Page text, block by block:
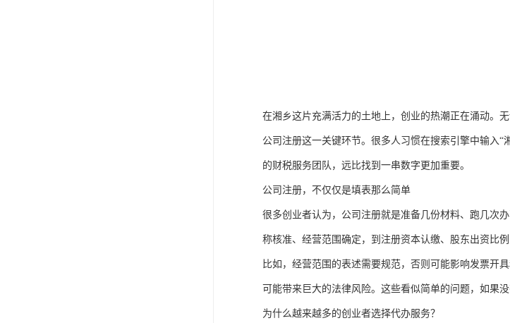
在湘乡这片充满活力的土地上，创业的热潮正在涌动。
公司注册这一关键环节。很多人习惯在搜索引擎中输入
的财税服务团队，远比找到一串数字更加重要。
公司注册，不仅仅是填表那么简单
很多创业者认为，公司注册就是准备几份材料、跑几次
称核准、经营范围确定，到注册资本认缴、股东出资比
比如，经营范围的表述需要规范，否则可能影响发票开
可能带来巨大的法律风险。这些看似简单的问题，如果
为什么越来越多的创业者选择代办服务？